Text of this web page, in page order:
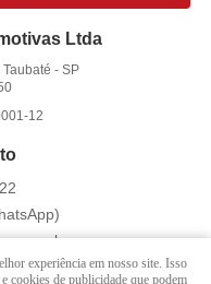
Ltda
-SP
12
experiência em nosso site. Isso
cookies de publicidade que podem